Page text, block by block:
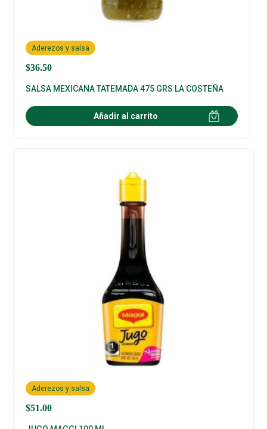
$36.50
Aderezos y salsa
SALSA MEXICANA TATEMADA 475 GRS LA COSTEÑA
Añadir al carrito
$51.00
Aderezos y salsa